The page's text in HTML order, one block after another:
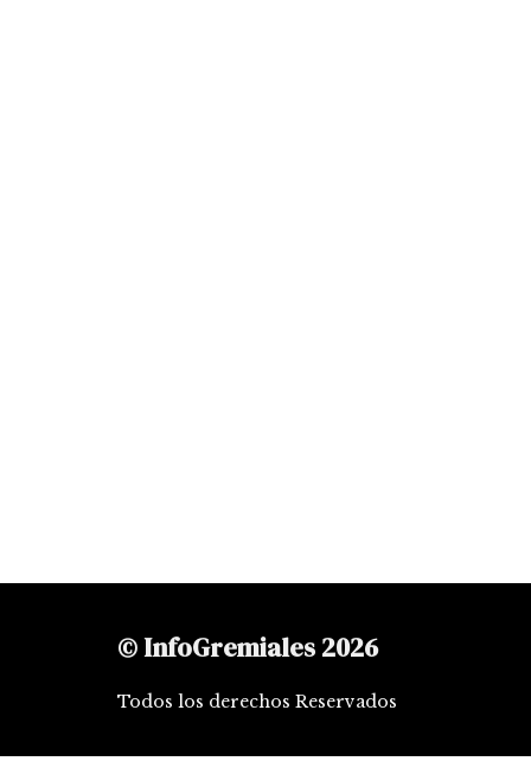
© InfoGremiales 2026
Todos los derechos Reservados